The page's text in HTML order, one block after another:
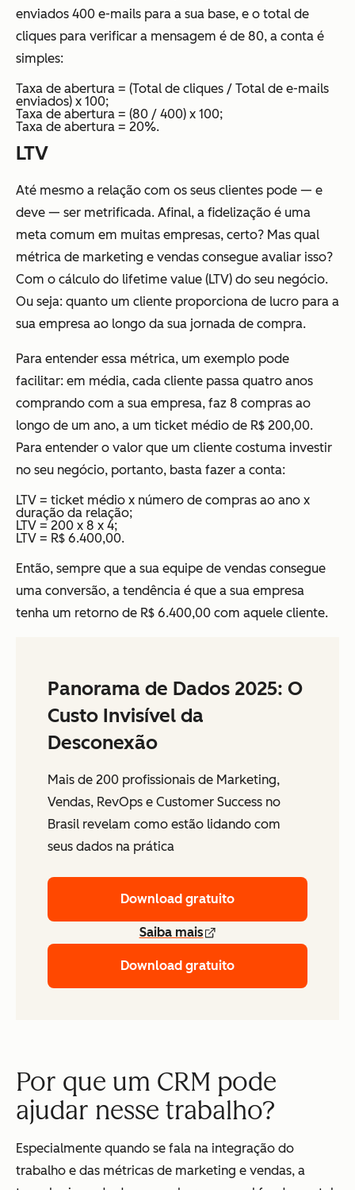
enviados 400 e-mails para a sua base, e o total de
cliques para verificar a mensagem é de 80, a conta é
simples:
Taxa de abertura = (Total de cliques / Total de e-mails
enviados) x 100;
Taxa de abertura = (80 / 400) x 100;
Taxa de abertura = 20%.
LTV
Até mesmo a relação com os seus clientes pode — e
deve — ser metrificada. Afinal, a fidelização é uma
meta comum em muitas empresas, certo? Mas qual
métrica de marketing e vendas consegue avaliar isso?
Com o cálculo do lifetime value (LTV) do seu negócio.
Ou seja: quanto um cliente proporciona de lucro para a
sua empresa ao longo da sua jornada de compra.
Para entender essa métrica, um exemplo pode
facilitar: em média, cada cliente passa quatro anos
comprando com a sua empresa, faz 8 compras ao
longo de um ano, a um ticket médio de R$ 200,00.
Para entender o valor que um cliente costuma investir
no seu negócio, portanto, basta fazer a conta:
LTV = ticket médio x número de compras ao ano x
duração da relação;
LTV = 200 x 8 x 4;
LTV = R$ 6.400,00.
Então, sempre que a sua equipe de vendas consegue
uma conversão, a tendência é que a sua empresa
tenha um retorno de R$ 6.400,00 com aquele cliente.
Panorama de Dados 2025: O
Custo Invisível da
Desconexão
Mais de 200 profissionais de Marketing,
Vendas, RevOps e Customer Success no
Brasil revelam como estão lidando com
seus dados na prática
Download gratuito
Saiba mais
Download gratuito
Por que um CRM pode
ajudar nesse trabalho?
Especialmente quando se fala na integração do
trabalho e das métricas de marketing e vendas, a